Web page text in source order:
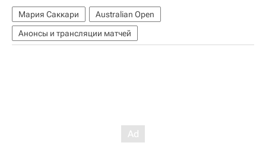
Мария Саккари
Australian Open
Анонсы и трансляции матчей